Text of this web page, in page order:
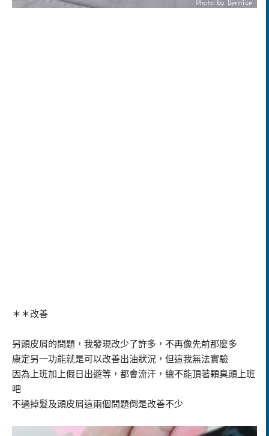
＊＊改善
另頭皮屑的問題，我發現改少了許多，不再像先前那麼多
康定另一功能就是可以改善出油狀況，但這我無法實驗
因為上班加上假日出遊等，都會流汗，總不能頂著顆臭頭上班
吧
不過掉髮及頭皮屑這兩個問題倒是改善不少